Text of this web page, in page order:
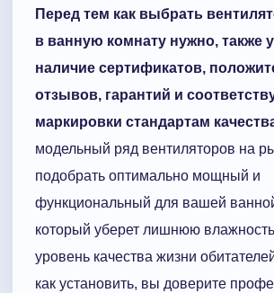
Перед тем как выбрать
в ванную комнату нужно, также
наличие сертификатов,
отзывов, гарантий и
маркировки стандартам
модельный ряд вентиляторов на
подобрать оптимально мощный и
функциональный для вашей
который уберет лишнюю
уровень качества жизни
как установить, вы доверите